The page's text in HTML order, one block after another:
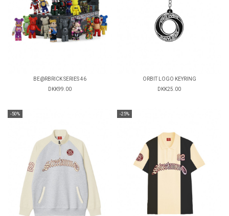
BE@RBRICK SERIES 46
DKK99.00
ORBIT LOGO KEYRING
DKK25.00
-50% -25%